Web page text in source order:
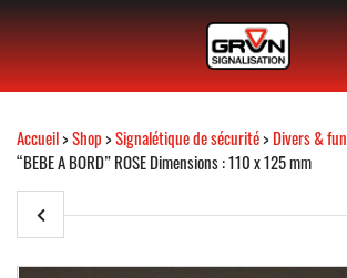
Accueil>Shop>Signalétique de sécurité>Divers & fun
“BEBE A BORD” ROSE Dimensions : 110 x 125 mm